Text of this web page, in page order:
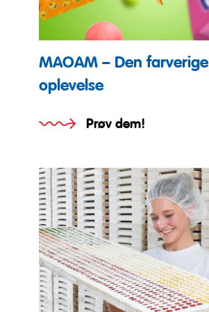
MAOAM – Den farverige
oplevelse
Prøv dem!